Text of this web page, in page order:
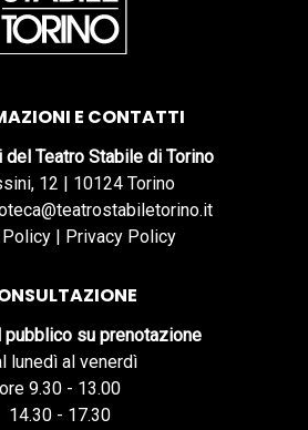
E CONTATTI
del Teatro Stabile di Torino
12 | 10124 Torino
| Privacy Policy
pubblico su prenotazione
lunedì al venerdì
ore 9.30 - 13.00
14.30 - 17.30